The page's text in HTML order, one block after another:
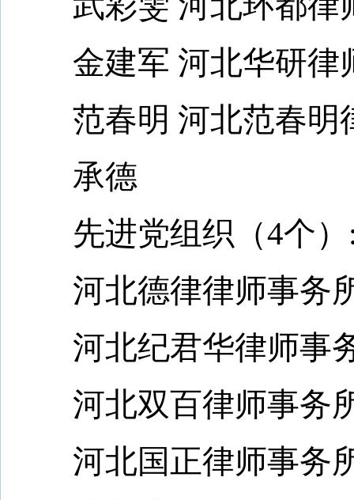
金建军 河北华研律
范春明 河北范春明
承德
先进党组织（4个）
河北德律律师事务
河北纪君华律师事
河北双百律师事务
河北国正律师事务